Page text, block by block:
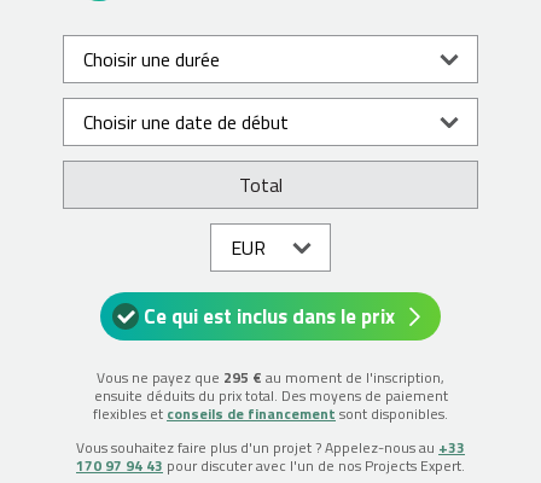
Total
Ce qui est inclus dans le prix
Vous ne payez que 295 € au moment de l'inscription,
ensuite déduits du prix total. Des moyens de paiement
flexibles et conseils de financement sont disponibles.
Vous souhaitez faire plus d'un projet ? Appelez-nous au +33
170 97 94 43 pour discuter avec l'un de nos Projects Expert.